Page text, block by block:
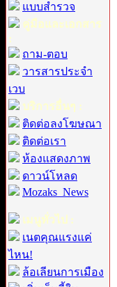
แบบสำรวจ
คู่มือและเอกสาร
:
ถาม-ตอบ
วารสารประจำ
เวบ
บริการอื่นๆ :
ติดต่อลงโฆษณา
ติดต่อเรา
ห้องแสดงภาพ
ดาวน์โหลด
Mozaks_News
เมนูทั่วไป :
เนตคุณแรงแค่
ไหน!
ล้อเลียนการเมือง